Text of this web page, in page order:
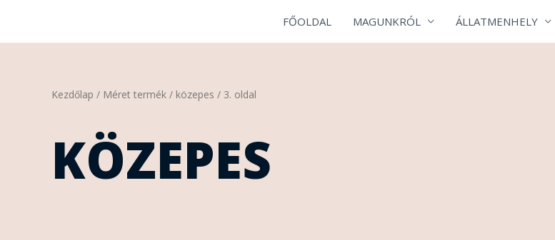
content
FŐOLDAL MAGUNKRÓL ÁLLATMENHELY
Kezdőlap / Méret termék / közepes / 3. oldal
KÖZEPES
Sorted
by